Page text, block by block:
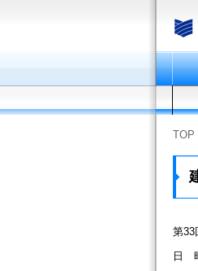
TOP
第33
日